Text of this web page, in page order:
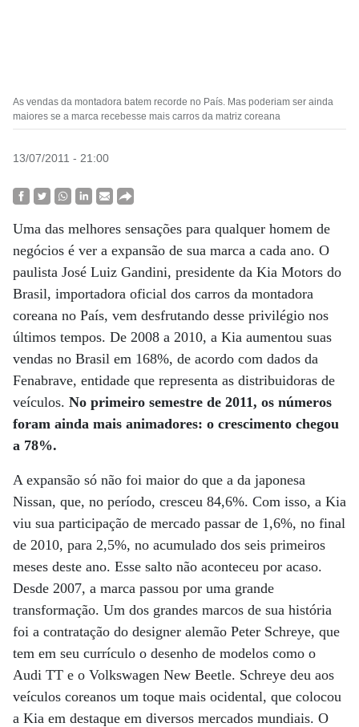
As vendas da montadora batem recorde no País. Mas poderiam ser ainda
maiores se a marca recebesse mais carros da matriz coreana
13/07/2011 - 21:00
Uma das melhores sensações para qualquer homem de
negócios é ver a expansão de sua marca a cada ano. O
paulista José Luiz Gandini, presidente da Kia Motors do
Brasil, importadora oficial dos carros da montadora
coreana no País, vem desfrutando desse privilégio nos
últimos tempos. De 2008 a 2010, a Kia aumentou suas
vendas no Brasil em 168%, de acordo com dados da
Fenabrave, entidade que representa as distribuidoras de
veículos. No primeiro semestre de 2011, os números
foram ainda mais animadores: o crescimento chegou
a 78%.
A expansão só não foi maior do que a da japonesa
Nissan, que, no período, cresceu 84,6%. Com isso, a Kia
viu sua participação de mercado passar de 1,6%, no final
de 2010, para 2,5%, no acumulado dos seis primeiros
meses deste ano. Esse salto não aconteceu por acaso.
Desde 2007, a marca passou por uma grande
transformação. Um dos grandes marcos de sua história
foi a contratação do designer alemão Peter Schreye, que
tem em seu currículo o desenho de modelos como o
Audi TT e o Volkswagen New Beetle. Schreye deu aos
veículos coreanos um toque mais ocidental, que colocou
a Kia em destaque em diversos mercados mundiais. O